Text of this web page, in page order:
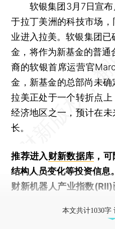
软银集团3月7日宣布
于拉丁美洲的科技市场
业进入拉美。软银集团
金，将作为新基金的普通
裔的软银首席运营官
金，新基金的总部尚未确
拉美正处于一个转折点
经济地区之一，预计在
长。
推荐进入财新数据库 ，
结构人员变化等投资信息。
财新机器人产业指数(RII)
本文共计1030字